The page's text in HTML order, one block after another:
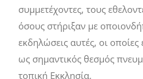
συμμετέχοντες, τους
όσους στήριξαν με
εκδηλώσεις αυτές, οι
ως σημαντικός θεσμός
τοπική Εκκλησία.